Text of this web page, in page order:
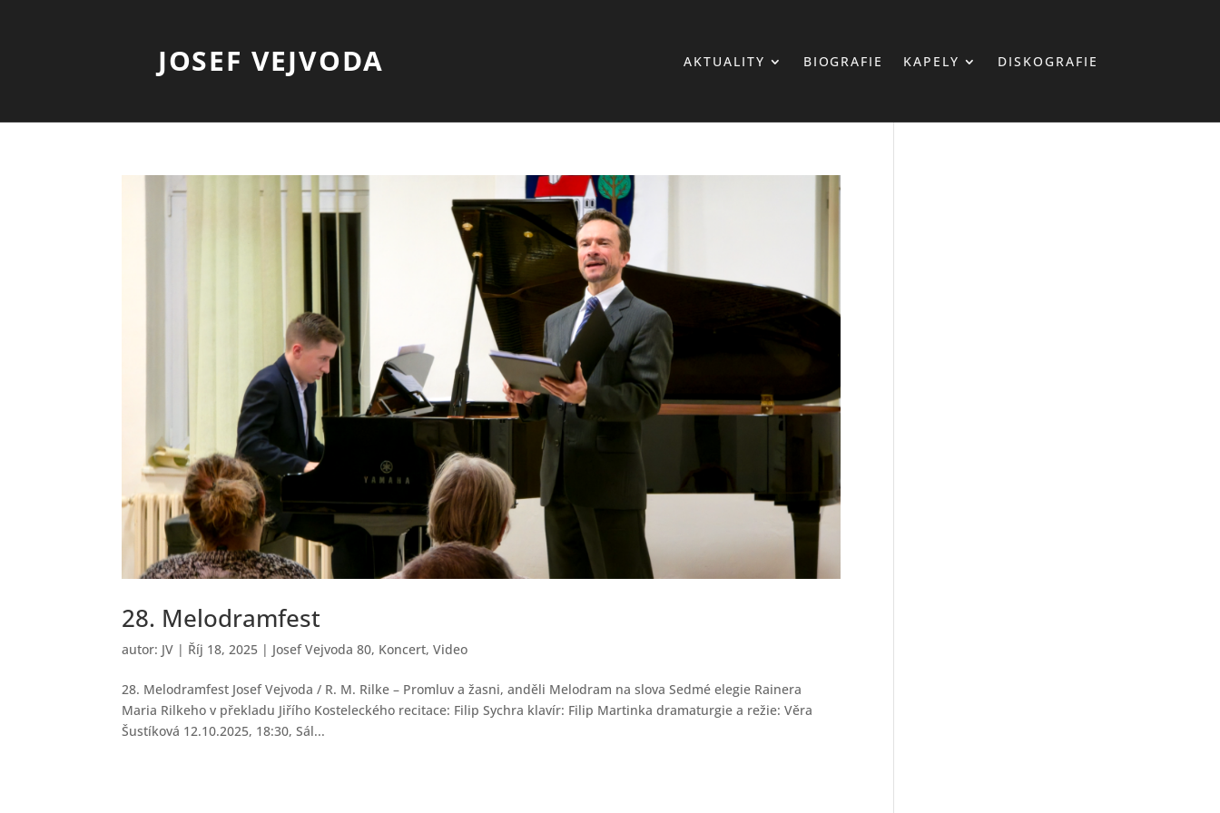
JOSEF VEJVODA AKTUALITY BIOGRAFIE KAPELY DISKOGRAFIE
28. Melodramfest
autor: JV | Říj 18, 2025 | Josef Vejvoda 80, Koncert,Video
28. Melodramfest Josef Vejvoda / R. M. Rilke – Promluv a žasni, anděli Melodram na slova Sedmé elegie Rainera
Maria Rilkeho v překladu Jiřího Kosteleckého recitace: Filip Sychra klavír: Filip Martinka dramaturgie a režie: Věra
Šustíková 12.10.2025, 18:30, Sál...